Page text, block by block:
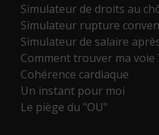
Simulateur de droits au
Simulateur rupture
Simulateur de salaire
Comment trouver ma voie
Cohérence cardiaque
Un instant pour moi
Le piège du "OU"